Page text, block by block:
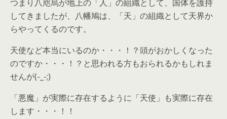
つまり八咫烏が地上の「人」の組織として、国体を護持
してきましたが、八幡鳩は、「天」の組織として天界か
らやってくるのです。
天使など本当にいるのか・・・！？頭がおかしくなった
のですか・・・！？と思われる方もおられるかもしれま
せんが(-_-;)
「悪魔」が実際に存在するように「天使」も実際に存在
します・・・！！